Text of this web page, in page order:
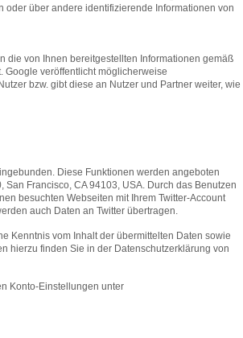
oder über andere identifizierende Informationen von
die von Ihnen bereitgestellten Informationen gemäß
veröffentlicht möglicherweise
bzw. gibt diese an Nutzer und Partner weiter, wie
Diese Funktionen werden angeboten
San Francisco, CA 94103, USA. Durch das Benutzen
besuchten Webseiten mit Ihrem Twitter-Account
auch Daten an Twitter übertragen.
Kenntnis vom Inhalt der übermittelten Daten sowie
hierzu finden Sie in der Datenschutzerklärung von
Konto-Einstellungen unter